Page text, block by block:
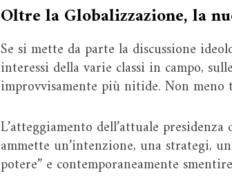
Oltre la Globalizzazione, la
Se si mette da parte la discussione
interessi della varie classi in campo,
improvvisamente più nitide. Non
L’atteggiamento dell’attuale
ammette un’intenzione, una strategi,
potere” e contemporaneamente